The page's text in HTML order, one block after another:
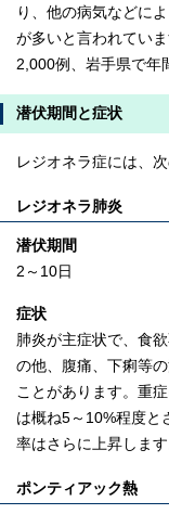
り、他の病気などに
が多いと言われてい
2,000例、岩手県で年
潜伏期間と症状
レジオネラ症には、
レジオネラ肺炎
潜伏期間
2～10日
症状
肺炎が主症状で、食
の他、腹痛、下痢等
ことがあります。重
は概ね5～10%程度と
率はさらに上昇します
ポンティアック熱